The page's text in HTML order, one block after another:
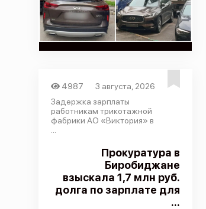
4987
3 августа, 2026
Задержка зарплаты
работникам трикотажной
фабрики АО «Виктория» в
Прокуратура в
Биробиджане
взыскала 1,7 млн руб.
долга по зарплате для
...